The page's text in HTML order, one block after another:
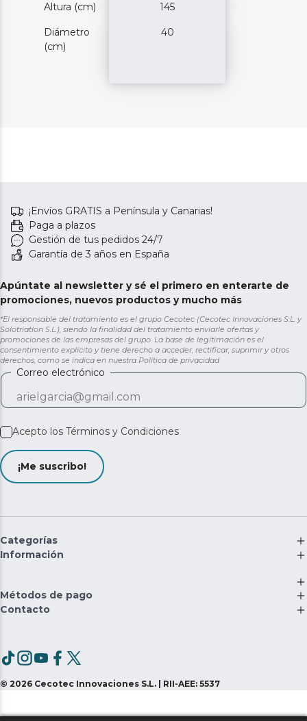
Altura (cm) 145
Diámetro
(cm)
40
¡Envíos GRATIS a Península y Canarias!
Paga a plazos
Gestión de tus pedidos 24/7
Garantía de 3 años en España
Apúntate al newsletter y sé el primero en enterarte de
promociones, nuevos productos y mucho más
*El responsable del tratamiento es el grupo Cecotec (Cecotec Innovaciones S.L. y
Solotriatlon S.L.), siendo la finalidad del tratamiento enviarle ofertas y
promociones de las empresas del grupo. La base de legitimación es el
consentimiento explícito y tiene derecho a acceder, rectificar, suprimir y otros
derechos, como se indica en nuestra Política de privacidad
Correo electrónico
Acepto los Términos y Condiciones
¡Me suscribo!
Categorías
Información
Métodos de pago
Contacto
© 2026 Cecotec Innovaciones S.L. | RII-AEE: 5537